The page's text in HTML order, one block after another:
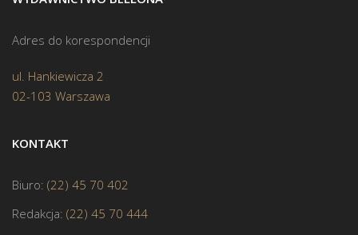
Adres do korespondencji
ul. Hankiewicza 2
02-103 Warszawa
KONTAKT
Biuro: (22) 45 70 402
Redakcja: (22) 45 70 444